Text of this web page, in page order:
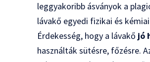
leggyakoribb ásványok a
lávakő egyedi fizikai és
Érdekesség, hogy a lávakő jó
használták sütésre, főzésre.